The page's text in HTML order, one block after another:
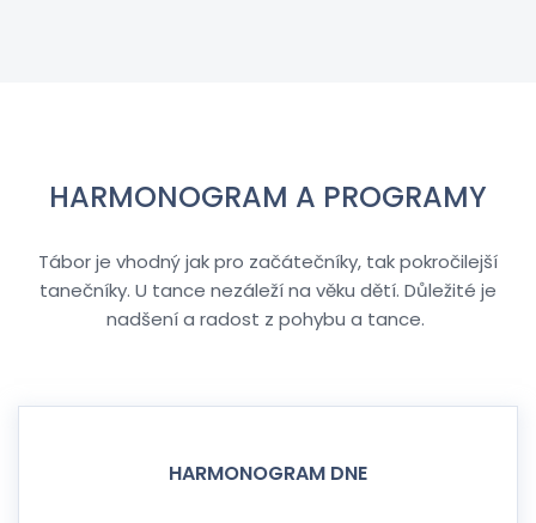
HARMONOGRAM A PROGRAMY
Tábor je vhodný jak pro začátečníky, tak pokročilejší
tanečníky. U tance nezáleží na věku dětí. Důležité je
nadšení a radost z pohybu a tance.
HARMONOGRAM DNE